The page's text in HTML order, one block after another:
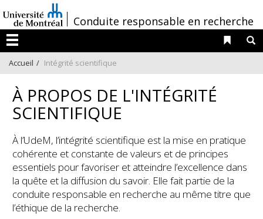
au
contenu
/
Conduite responsable en recherche
Menu
Liens
Accueil Intégrité scientifique
À PROPOS DE L'INTÉGRITÉ
SCIENTIFIQUE
À l’UdeM, l’intégrité scientifique est la mise en pratique
cohérente et constante de valeurs et de principes
essentiels pour favoriser et atteindre l’excellence dans
la quête et la diffusion du savoir. Elle fait partie de la
conduite responsable en recherche au même titre que
l’éthique de la recherche.